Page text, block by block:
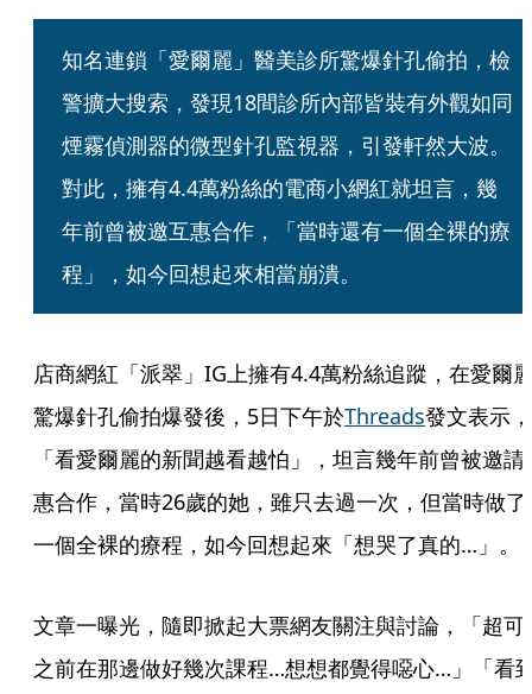
知名連鎖「愛爾麗」醫美診所驚爆針孔偷拍，檢
警擴大搜索，發現18間診所內部皆裝有外觀如同
煙霧偵測器的微型針孔監視器，引發軒然大波。
對此，擁有4.4萬粉絲的電商小網紅就坦言，幾
年前曾被邀互惠合作，「當時還有一個全裸的療
程」，如今回想起來相當崩潰。
店商網紅「派翠」IG上擁有4.4萬粉絲追蹤，在愛爾
驚爆針孔偷拍爆發後，5日下午於Threads發文表示，
「看愛爾麗的新聞越看越怕」，坦言幾年前曾被邀請
惠合作，當時26歲的她，雖只去過一次，但當時做了
一個全裸的療程，如今回想起來「想哭了真的…」。
文章一曝光，隨即掀起大票網友關注與討論，「超可
之前在那邊做好幾次課程…想想都覺得噁心…」「看